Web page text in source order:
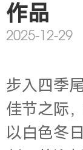
作品
2025-12-29
步入四季
佳节之际
以白色冬